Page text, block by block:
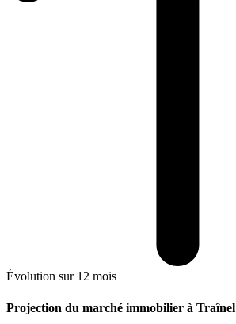
Évolution sur 12 mois
Projection du marché immobilier à Traînel